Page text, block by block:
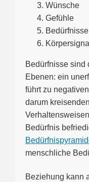
Wünsche
Gefühle
Bedürfnisse
Bedürfnisse sind
Ebenen: ein
führt zu
darum
Bedürfnis
menschliche
Beziehung kann